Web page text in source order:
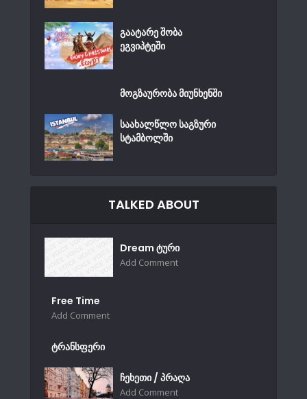
გაატარე შობა
ეგვიპტეში
მოგზაურობა მიუნხენში
საახალწლო საგზური
სტამბოლში
TALKED ABOUT
Dream ტური
Add Comment
Free Time
Add Comment
ტრანსფერი
ჩეხეთი / პრაღა
Add Comment